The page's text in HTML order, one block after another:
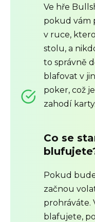
Ve hře
pokud vám
v ruce,
stolu, a
to správně
blafovat v
poker, což
zahodí karty.
Co se
Pokud
začnou
prohráváte.
blafujete,